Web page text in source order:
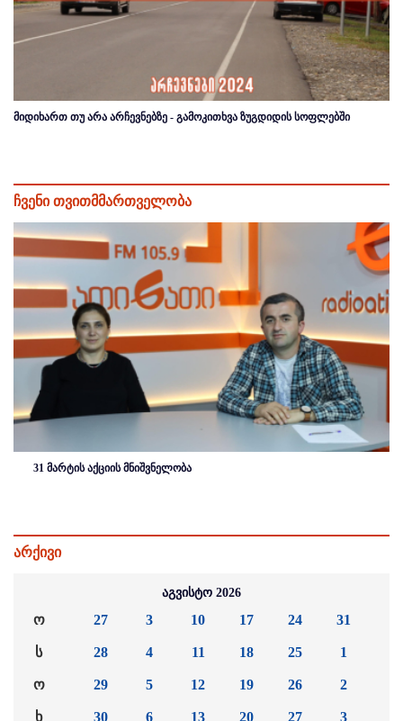
მიდიხართ თუ არა არჩევნებზე - გამოკითხვა ზუგდიდის სოფლებში
ჩვენი თვითმმართველობა
31 მარტის აქციის მნიშვნელობა
არქივი
აგვისტო 2026
ო
ს
ო
ხ
27
28
29
30
3
4
5
6
10
11
12
13
17
18
19
20
24
25
26
27
31
1
2
3